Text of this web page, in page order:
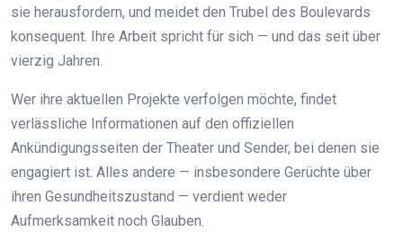
sie herausfordern, und meidet den Trubel des Boulevards
konsequent. Ihre Arbeit spricht für sich — und das seit über
vierzig Jahren.
Wer ihre aktuellen Projekte verfolgen möchte, findet
verlässliche Informationen auf den offiziellen
Ankündigungsseiten der Theater und Sender, bei denen sie
engagiert ist. Alles andere — insbesondere Gerüchte über
ihren Gesundheitszustand — verdient weder
Aufmerksamkeit noch Glauben.